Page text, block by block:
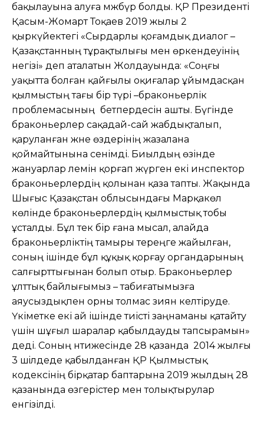
бақылауына алуға мәжбүр болды. ҚР Президенті
Қасым-Жомарт Тоқаев 2019 жылы 2
қыркүйектегі «Сырдарлы қоғамдық диалог –
Қазақстанның тұрақтылығы мен өркендеуінің
негізі» деп аталатын Жолдауында: «Соңғы
уақытта болған қайғылы оқиғалар ұйымдасқан
қылмыстың тағы бір түрі –браконьерлік
проблемасының бетпердесін ашты. Бүгінде
браконьерлер сақадай-сай жабдықталып,
қаруланған және өздерінің жазалана
қоймайтынына сенімді. Биылдың өзінде
жануарлар әлемін қорғап жүрген екі инспектор
браконьерлердің қолынан қаза тапты. Жақында
Шығыс Қазақстан облысындағы Марқакөл
көлінде браконьерлердің қылмыстық тобы
ұсталды. Бұл тек бір ғана мысал, алайда
браконьерліктің тамыры тереңге жайылған,
соның ішінде бұл құқық қорғау органдарының
салғырттығынан болып отыр. Браконьерлер
ұлттық байлығымыз – табиғатымызға
аяусыздықпен орны толмас зиян келтіруде.
Үкіметке екі ай ішінде тиісті заңнаманы қатайту
үшін шұғыл шаралар қабылдауды тапсырамын»
деді. Соның нәтижесінде 28 қазанда 2014 жылғы
3 шiлдеде қабылданған ҚР Қылмыстық
кодексінің бірқатар баптарына 2019 жылдың 28
қазанында өзгерістер мен толықтырулар
енгізілді.